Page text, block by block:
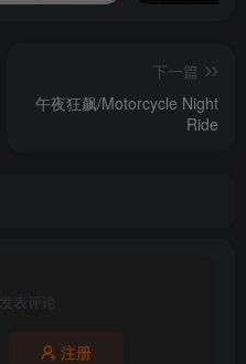
下一篇
午夜狂飙/Motorcycle Night
Ride
表评论
注册